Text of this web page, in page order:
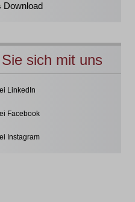
Download
sich mit uns
LinkedIn
Facebook
Instagram